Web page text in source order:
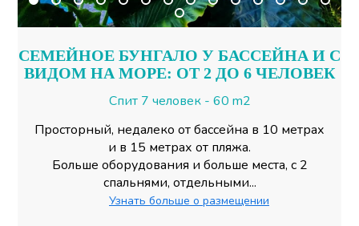
СЕМЕЙНОЕ БУНГАЛО У БАССЕЙНА И С
ВИДОМ НА МОРЕ: ОТ 2 ДО 6 ЧЕЛОВЕК
Спит 7 человек - 60 m2
Просторный, недалеко от бассейна в 10 метрах
и в 15 метрах от пляжа.
Больше оборудования и больше места, с 2
спальнями, отдельными...
Узнать больше о размещении